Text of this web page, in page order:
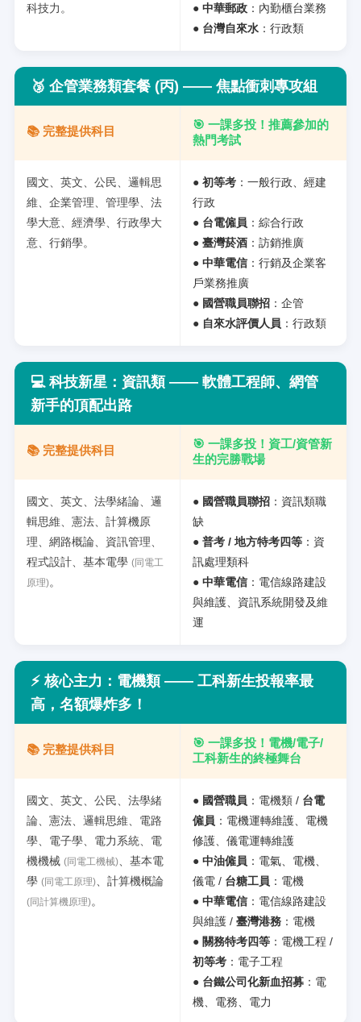
科技力。
● 中華郵政：內勤櫃台業務
● 台灣自來水：行政類
🥉 企管業務類套餐 (丙) —— 焦點衝刺專攻組
📚 完整提供科目
🎯 一課多投！推薦參加的
熱門考試
國文、英文、公民、邏輯思
維、企業管理、管理學、法
學大意、經濟學、行政學大
意、行銷學。
● 初等考：一般行政、經建
行政
● 台電僱員 ：綜合行政
● 臺灣菸酒：訪銷推廣
● 中華電信：行銷及企業客
戶業務推廣
● 國營職員聯招：企管
● 自來水評價人員 ：行政類
💻 科技新星：資訊類 —— 軟體工程師、網管
新手的頂配出路
📚 完整提供科目
🎯 一課多投！資工/資管新
生的完勝戰場
國文、英文、法學緒論、邏
輯思維、憲法、計算機原
理、網路概論、資訊管理、
程式設計、基本電學 (同電工
原理)。
● 國營職員聯招：資訊類職
缺
● 普考 / 地方特考四等：資
訊處理類科
● 中華電信：電信線路建設
與維護、資訊系統開發及維
運
⚡核心主力：電機類 —— 工科新生投報率最
高，名額爆炸多！
📚 完整提供科目
🎯 一課多投！電機/電子/
工科新生的終極舞台
國文、英文、公民、法學緒
論、憲法、邏輯思維、電路
學、電子學、電力系統、電
機機械 (同電工機械)、基本電
學 (同電工原理)、計算機概論
(同計算機原理)。
● 國營職員 ：電機類 / 台電
僱員 ：電機運轉維護、電機
修護、儀電運轉維護
● 中油僱員 ：電氣、電機、
儀電 / 台糖工員 ：電機
● 中華電信：電信線路建設
與維護 / 臺灣港務：電機
● 關務特考四等：電機工程 /
初等考：電子工程
● 台鐵公司化新血招募：電
機、電務、電力